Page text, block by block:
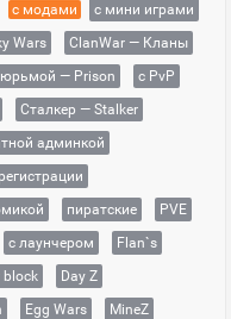
с модами
с мини играми
Wars
ClanWar — Кланы
— Prison
с PvP
Сталкер — Stalker
админкой
пиратские
PVE
с лаунчером
Flan`s
block
Day Z
Egg Wars
MineZ